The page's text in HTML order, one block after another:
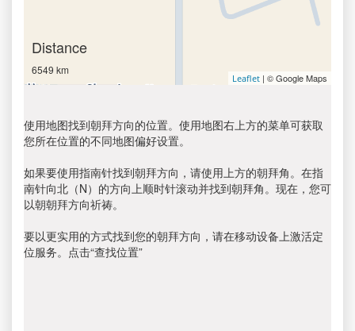
Distance
6549 km
Leaflet | © Google Maps
使用地图找到朝拜方向的位置。使用地图右上方的菜单可获取
您所在位置的不同地图偏好设置。
如果要使用指南针找到朝拜方向，请使用上方的朝拜角。在指
南针向北（N）的方向上顺时针滚动并找到朝拜角。现在，您可
以朝朝拜方向祈祷。
要以更实用的方式找到您的朝拜方向，请在移动设备上激活定
位服务。点击“查找位置”